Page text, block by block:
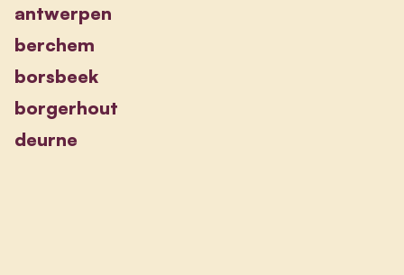
antwerpen
berchem
borsbeek
borgerhout
deurne